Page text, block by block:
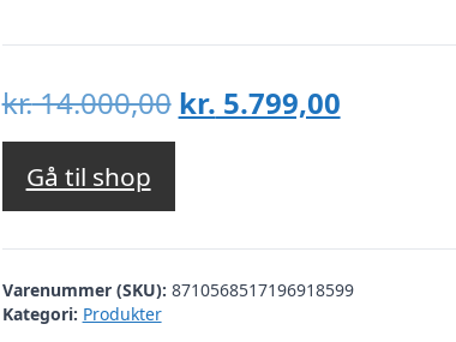
kr.14.000,00 Den
kr. 14.000,00.
kr. 5.799,00Den
kr.
Gå til shop
Varenummer (SKU): 8710568517196918599
Kategori: Produkter